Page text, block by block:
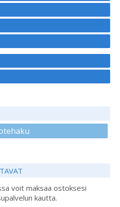
voit maksaa ostoksesi
kautta.